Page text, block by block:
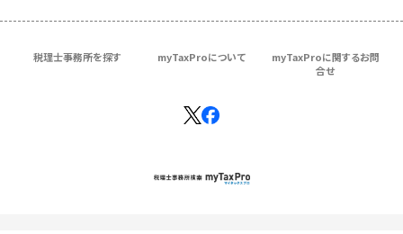
税理士事務所を探す myTaxProについて
myTaxProに関するお問
合せ